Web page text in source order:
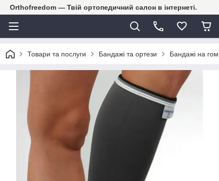
Orthofreedom — Твій ортопедичний салон в інтернеті.
Товари та послуги Бандажі та ортези Бандажі на